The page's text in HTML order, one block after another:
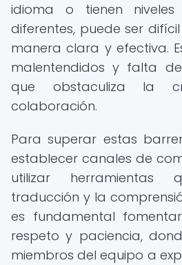
idioma o tienen
diferentes, puede ser
manera clara y efectiva.
malentendidos y falta
que obstaculiza la
colaboración.
Para superar estas
establecer canales de
utilizar herramientas
traducción y la
es fundamental
respeto y paciencia,
miembros del equipo a